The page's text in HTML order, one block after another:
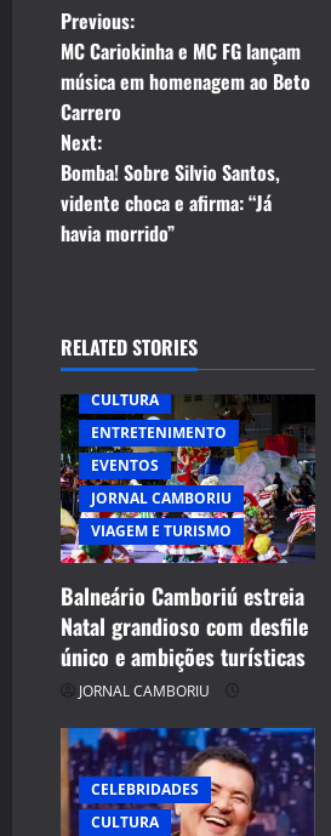
P
o
s
t
n
v
i
g
a
t
i
o
n
Previous:
MC Cariokinha e MC FG lançam
música em homenagem ao Beto
Carrero
Next:
Bomba! Sobre Silvio Santos,
vidente choca e afirma: “Já
havia morrido”
RELATED STORIES
CULTURA
ENTRETENIMENTO
EVENTOS
JORNAL CAMBORIU
VIAGEM E TURISMO
Balneário Camboriú estreia
Natal grandioso com desfile
único e ambições turísticas
JORNAL CAMBORIU
CELEBRIDADES
CULTURA